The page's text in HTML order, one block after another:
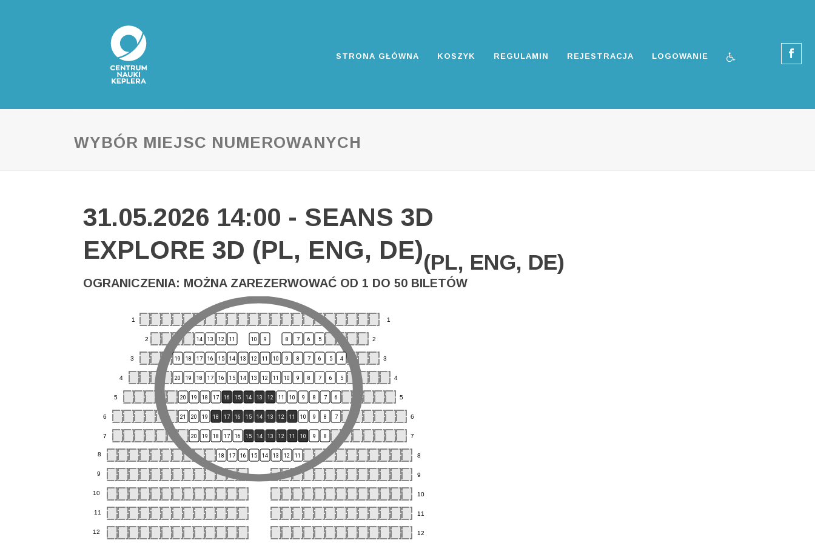
STRONA GŁÓWNA KOSZYK REGULAMIN REJESTRACJA LOGOWANIE
WYBÓR MIEJSC NUMEROWANYCH
31.05.2026 14:00 - SEANS 3D
EXPLORE 3D (PL, ENG, DE)(PL, ENG, DE)
OGRANICZENIA: MOŻNA ZAREZERWOWAĆ OD 1 DO 50 BILETÓW
1
2
3
4
5
6
7
8
9
10
11
12
1
2
3
4
5
6
7
8
9
10
11
12
14 13 12 11 10 9 8 7 6 5
19 18 17 16 15 14 13 12 11 10 9 8 7 6 5 4
20 19 18 17 16 15 14 13 12 11 10 9 8 7 6 5
20 19 18 17 16 15 14 13 12 11 10 9 8 7 6
21 20 19 18 17 16 15 14 13 12 11 10 9 8 7
20 19 18 17 16 15 14 13 12 11 10 9 8
18 17 16 15 14 13 12 11